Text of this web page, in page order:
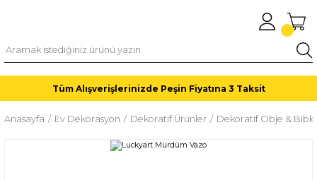
Tüm Alışverişlerinizde Peşin Fiyatına 3 Taksit
Anasayfa Ev Dekorasyon Dekoratif Ürünler Dekoratif Obje & Biblo